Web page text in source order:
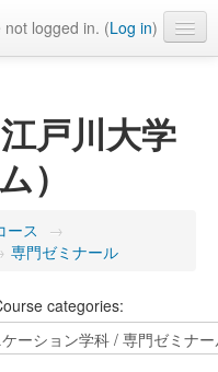
not logged in. (Log in)
戸川大学
）
ース
→
専門ゼミナール
categories: